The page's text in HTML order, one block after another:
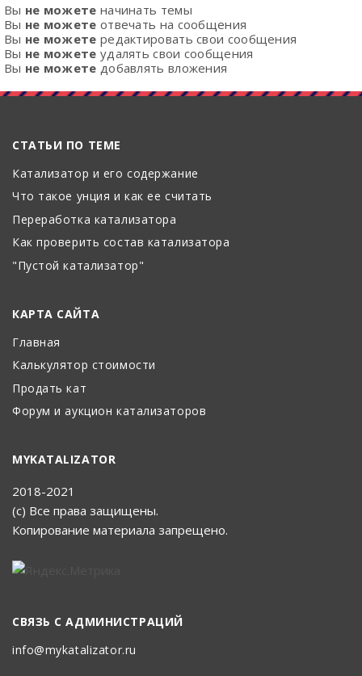
Вы не можете начинать темы
Вы не можете отвечать на сообщения
Вы не можете редактировать свои сообщения
Вы не можете удалять свои сообщения
Вы не можете добавлять вложения
СТАТЬИ ПО ТЕМЕ
Катализатор и его содержание
Что такое унция и как ее считать
Переработка катализатора
Как проверить состав катализатора
"Пустой катализатор"
КАРТА САЙТА
Главная
Калькулятор стоимости
Продать кат
Форум и аукцион катализаторов
MYKATALIZATOR
2018-2021
(с) Все права защищены.
Копирование материала запрещено.
СВЯЗЬ С АДМИНИСТРАЦИЙ
info@mykatalizator.ru